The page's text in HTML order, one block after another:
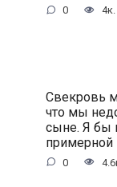
0 4к.
Свекровь
что мы
сыне. Я бы
0